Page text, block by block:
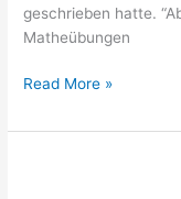
geschrieben hatte.
Matheübungen
Read More »